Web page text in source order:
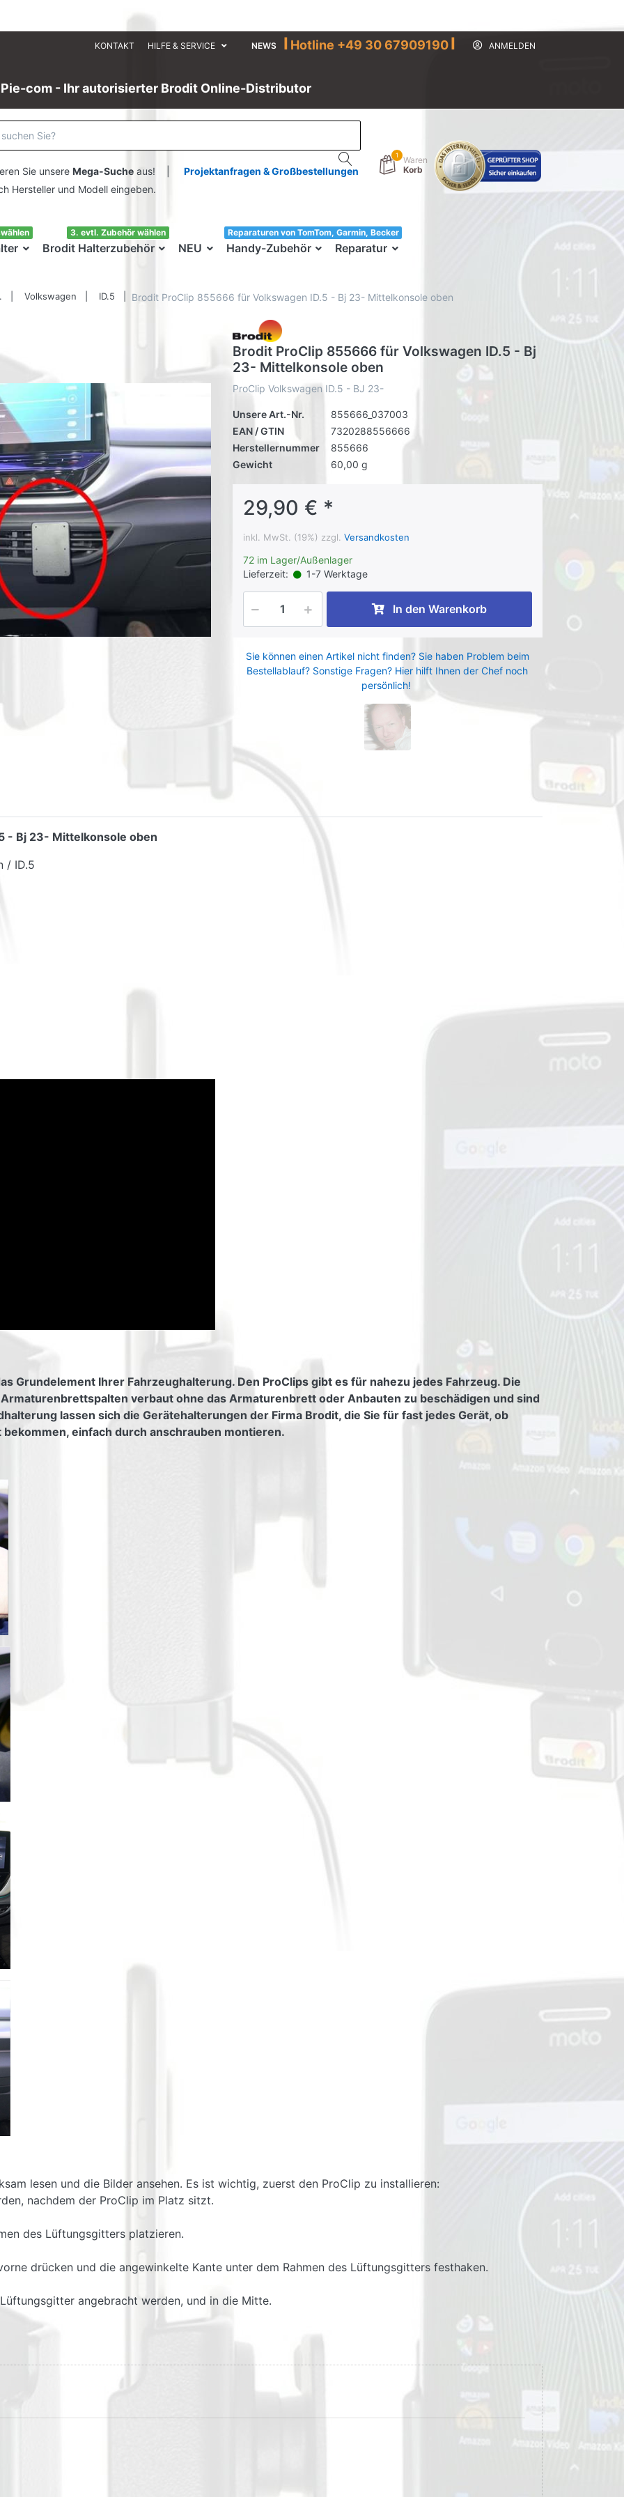
KONTAKT HILFE & SERVICE NEWS I Hotline +49 30 67909190I ANMELDEN
Pie-com - Ihr autorisierter Brodit Online-Distributor
Sie unsere Mega-Sucheaus! | Projektanfragen & Großbestellungen
und Modell eingeben.
1
Waren
Korb
Brodit Halterzubehör
3. evtl. Zubehör wählen
NEU Handy-Zubehör
33!
Reparatur
Reparaturen von TomTom, Garmin, Becker
Volkswagen ID.5 Brodit ProClip 855666 für Volkswagen ID.5 - Bj 23- Mittelkonsole oben
Brodit ProClip 855666 für Volkswagen ID.5 - Bj
23- Mittelkonsole oben
ProClip Volkswagen ID.5 - BJ 23-
Unsere Art.-Nr.
855666_037003
EAN / GTIN
7320288556666
Herstellernummer
855666
Gewicht
60,00 g
29,90 € *
inkl. MwSt. (19%) zzgl. Versandkosten
72 im Lager/Außenlager
Lieferzeit:
1-7 Werktage
In den Warenkorb
Sie können einen Artikel nicht finden? Sie haben Problem beim
Bestellablauf? Sonstige Fragen? Hier hilft Ihnen der Chef noch
persönlich!
- Bj 23- Mittelkonsole oben
/ ID.5
Grundelement Ihrer Fahrzeughalterung. Den ProClips gibt es für nahezu jedes Fahrzeug. Die
verbaut ohne das Armaturenbrett oder Anbauten zu beschädigen und sind
lassen sich die Gerätehalterungen der Firma Brodit, die Sie für fast jedes Gerät, ob
einfach durch anschrauben montieren.
lesen und die Bilder ansehen. Es ist wichtig, zuerst den ProClip zu installieren:
nachdem der ProClip im Platz sitzt.
des Lüftungsgitters platzieren.
drücken und die angewinkelte Kante unter dem Rahmen des Lüftungsgitters festhaken.
angebracht werden, und in die Mitte.